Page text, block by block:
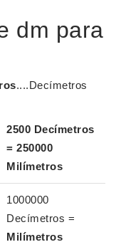
dm para
....Decímetros
2500 Decímetros
= 250000
Milímetros
1000000
Decímetros =
Milímetros